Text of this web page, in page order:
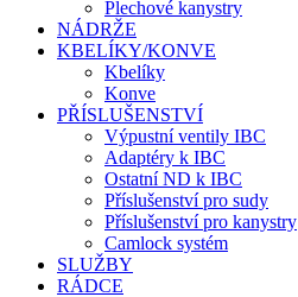
Plechové kanystry
NÁDRŽE
KBELÍKY/KONVE
Kbelíky
Konve
PŘÍSLUŠENSTVÍ
Výpustní ventily IBC
Adaptéry k IBC
Ostatní ND k IBC
Příslušenství pro sudy
Příslušenství pro kanystry
Camlock systém
SLUŽBY
RÁDCE